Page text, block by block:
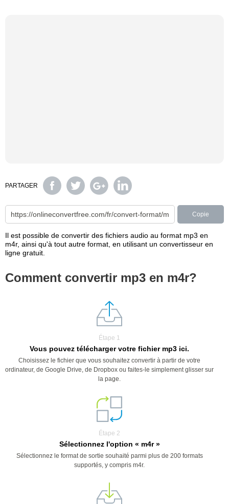
PARTAGER
Copie
Il est possible de convertir des fichiers audio au format mp3 en
m4r, ainsi qu'à tout autre format, en utilisant un convertisseur en
ligne gratuit.
Comment convertir mp3 en m4r?
Étape 1
Vous pouvez télécharger votre fichier mp3 ici.
Choisissez le fichier que vous souhaitez convertir à partir de votre
ordinateur, de Google Drive, de Dropbox ou faites-le simplement glisser sur
la page.
Étape 2
Sélectionnez l'option « m4r »
Sélectionnez le format de sortie souhaité parmi plus de 200 formats
supportés, y compris m4r.